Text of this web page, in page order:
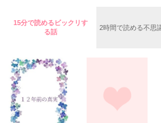
＊以前、公開していた話の改稿版です
作品を読む
いた。
守と由羅から『便利屋雛子』と馬鹿
た上、同居まで提案してきて──？
鷹哉『宜しくな、俺の雛子』🦅
雛子『俺の……ひぃ、雛子？！！！』
15分で読めるビックリす
る話
2時間で読める不思